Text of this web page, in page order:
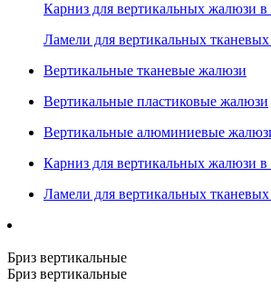
Карниз для вертикальных жалюзи в
Ламели для вертикальных
Вертикальные тканевые жалюзи
Вертикальные пластиковые жалюзи
Вертикальные алюминиевые
Карниз для вертикальных жалюзи в
Ламели для вертикальных
Бриз вертикальные
Бриз вертикальные